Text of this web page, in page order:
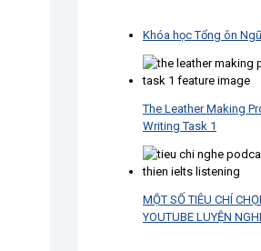
Khóa học Tổng ôn
The Leather Making
Writing Task 1
MỘT SỐ TIÊU CHÍ
YOUTUBE LUYỆN